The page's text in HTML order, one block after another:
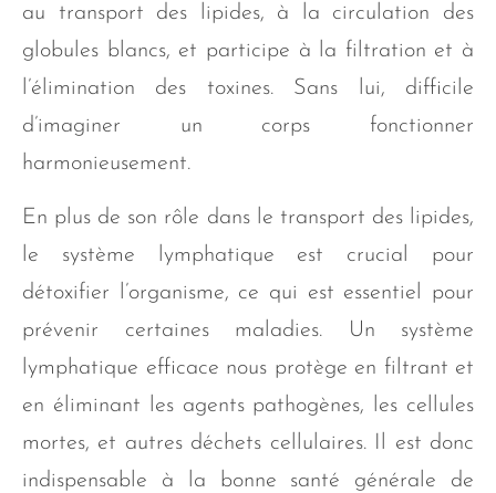
au transport des lipides, à la circulation des
globules blancs, et participe à la filtration et à
l’élimination des toxines. Sans lui, difficile
d’imaginer un corps fonctionner
harmonieusement.
En plus de son rôle dans le transport des lipides,
le système lymphatique est crucial pour
détoxifier l’organisme, ce qui est essentiel pour
prévenir certaines maladies. Un système
lymphatique efficace nous protège en filtrant et
en éliminant les agents pathogènes, les cellules
mortes, et autres déchets cellulaires. Il est donc
indispensable à la bonne santé générale de